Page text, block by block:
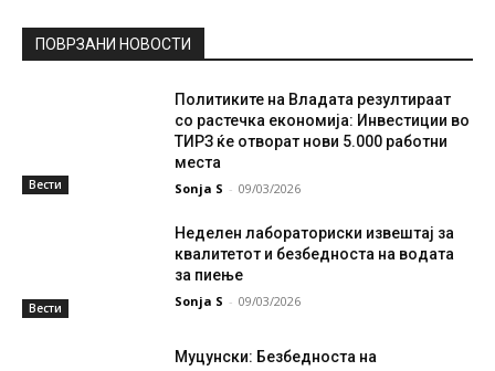
ПОВРЗАНИ НОВОСТИ
Вести
Политиките на Владата резултираат
со растечка економија: Инвестиции во
ТИРЗ ќе отворат нови 5.000 работни
места
Sonja S - 09/03/2026
Вести
Неделен лабораториски извештај за
квалитетот и безбедноста на водата
за пиење
Sonja S - 09/03/2026
Муцунски: Безбедноста на